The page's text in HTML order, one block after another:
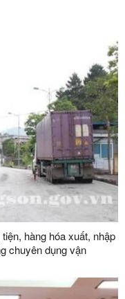
hàng hóa xuất, nhập
chuyên dụng vận
1088/2-1089 thuộc cặp
Hữu Nghị Quan (Trung